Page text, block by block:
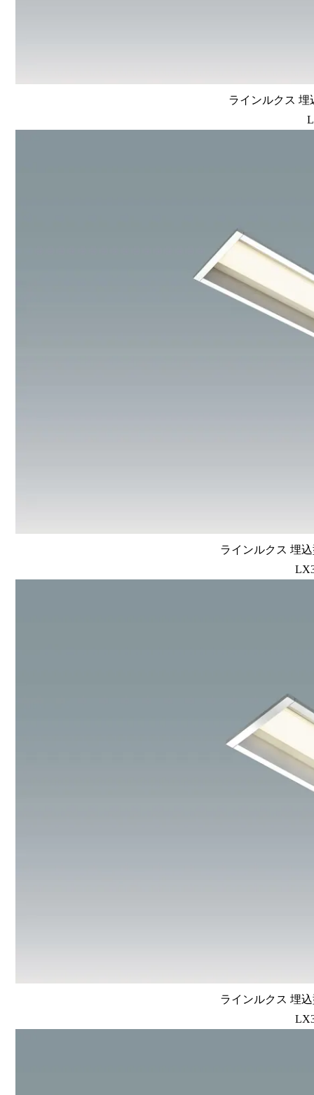
ラインルクス 埋
ラインルクス 埋
ラインルクス 埋